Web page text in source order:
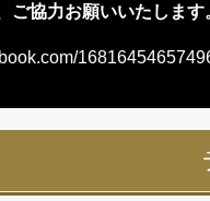
ご協力お願いいたします